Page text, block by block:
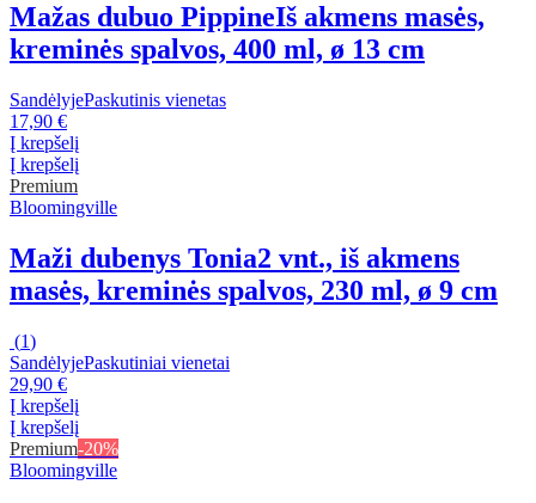
Mažas dubuo PippineIš akmens masės,
kreminės spalvos, 400 ml, ø 13 cm
SandėlyjePaskutinis vienetas
17,90 €
Į krepšelį
Į krepšelį
Premium
Bloomingville
Maži dubenys Tonia2 vnt., iš akmens
masės, kreminės spalvos, 230 ml, ø 9 cm
(1)
SandėlyjePaskutiniai vienetai
29,90 €
Į krepšelį
Į krepšelį
Premium-20%
Bloomingville